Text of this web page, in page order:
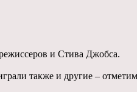
и Стива Джобса.
также и другие –